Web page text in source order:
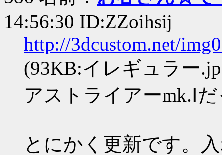
14:56:30 ID:ZZoihsij
http://3dcustom.net/
(93KB:イレギュラー
アストライアーmk.Ⅰ
とにかく更新です。